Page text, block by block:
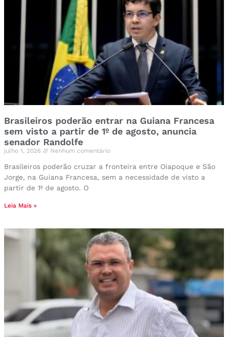
Brasileiros poderão entrar na Guiana Francesa
sem visto a partir de 1º de agosto, anuncia
senador Randolfe
julho 1, 2026 Nenhum comentário
Brasileiros poderão cruzar a fronteira entre Oiapoque e São
Jorge, na Guiana Francesa, sem a necessidade de visto a
partir de 1º de agosto. O
Leia Mais »